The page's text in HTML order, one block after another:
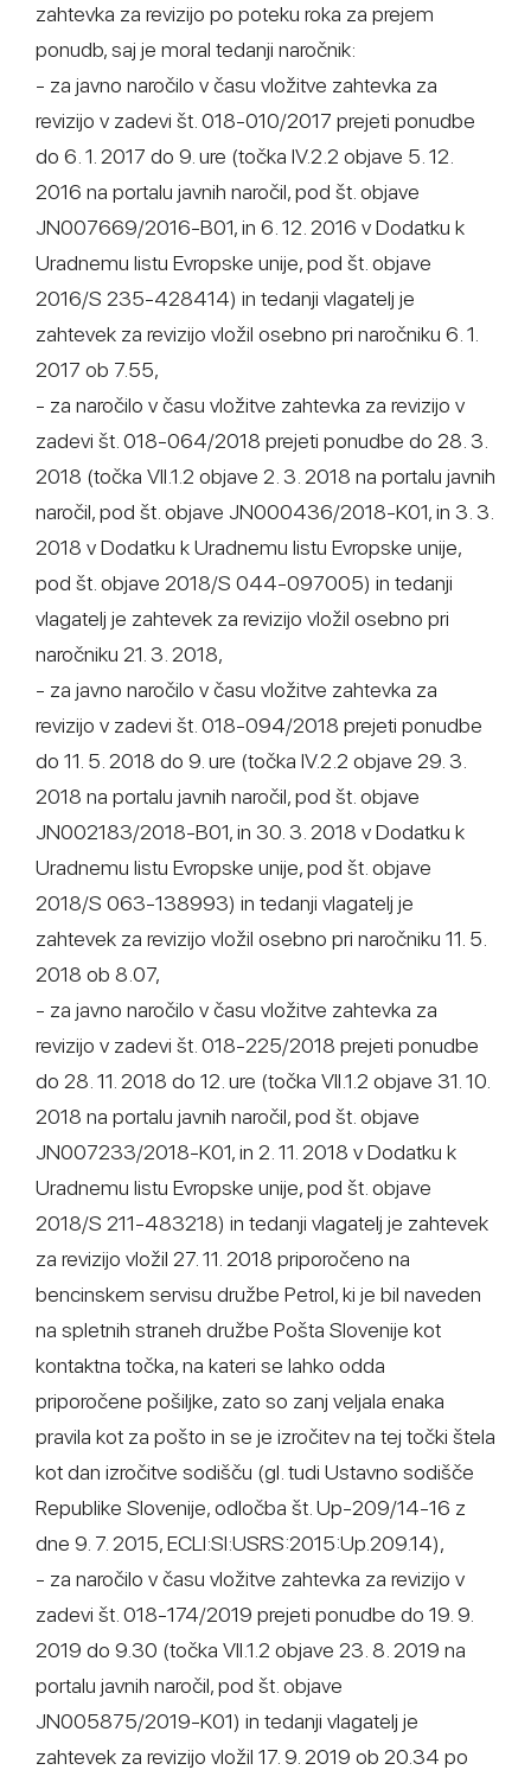
zahtevka za revizijo po poteku roka za prejem
ponudb, saj je moral tedanji naročnik:
- za javno naročilo v času vložitve zahtevka za
revizijo v zadevi št. 018-010/2017 prejeti ponudbe
do 6. 1. 2017 do 9. ure (točka IV.2.2 objave 5. 12.
2016 na portalu javnih naročil, pod št. objave
JN007669/2016-B01, in 6. 12. 2016 v Dodatku k
Uradnemu listu Evropske unije, pod št. objave
2016/S 235-428414) in tedanji vlagatelj je
zahtevek za revizijo vložil osebno pri naročniku 6. 1.
2017 ob 7.55,
- za naročilo v času vložitve zahtevka za revizijo v
zadevi št. 018-064/2018 prejeti ponudbe do 28. 3.
2018 (točka VII.1.2 objave 2. 3. 2018 na portalu javnih
naročil, pod št. objave JN000436/2018-K01, in 3. 3.
2018 v Dodatku k Uradnemu listu Evropske unije,
pod št. objave 2018/S 044-097005) in tedanji
vlagatelj je zahtevek za revizijo vložil osebno pri
naročniku 21. 3. 2018,
- za javno naročilo v času vložitve zahtevka za
revizijo v zadevi št. 018-094/2018 prejeti ponudbe
do 11. 5. 2018 do 9. ure (točka IV.2.2 objave 29. 3.
2018 na portalu javnih naročil, pod št. objave
JN002183/2018-B01, in 30. 3. 2018 v Dodatku k
Uradnemu listu Evropske unije, pod št. objave
2018/S 063-138993) in tedanji vlagatelj je
zahtevek za revizijo vložil osebno pri naročniku 11. 5.
2018 ob 8.07,
- za javno naročilo v času vložitve zahtevka za
revizijo v zadevi št. 018-225/2018 prejeti ponudbe
do 28. 11. 2018 do 12. ure (točka VII.1.2 objave 31. 10.
2018 na portalu javnih naročil, pod št. objave
JN007233/2018-K01, in 2. 11. 2018 v Dodatku k
Uradnemu listu Evropske unije, pod št. objave
2018/S 211-483218) in tedanji vlagatelj je zahtevek
za revizijo vložil 27. 11. 2018 priporočeno na
bencinskem servisu družbe Petrol, ki je bil naveden
na spletnih straneh družbe Pošta Slovenije kot
kontaktna točka, na kateri se lahko odda
priporočene pošiljke, zato so zanj veljala enaka
pravila kot za pošto in se je izročitev na tej točki štela
kot dan izročitve sodišču (gl. tudi Ustavno sodišče
Republike Slovenije, odločba št. Up-209/14-16 z
dne 9. 7. 2015, ECLI:SI:USRS:2015:Up.209.14),
- za naročilo v času vložitve zahtevka za revizijo v
zadevi št. 018-174/2019 prejeti ponudbe do 19. 9.
2019 do 9.30 (točka VII.1.2 objave 23. 8. 2019 na
portalu javnih naročil, pod št. objave
JN005875/2019-K01) in tedanji vlagatelj je
zahtevek za revizijo vložil 17. 9. 2019 ob 20.34 po